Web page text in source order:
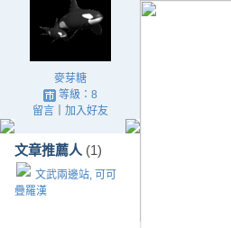
麥芽糖
等級：8
留言｜ 加入好友
文章推薦人 (1)
文武兩邊站, 可可
疊羅漢